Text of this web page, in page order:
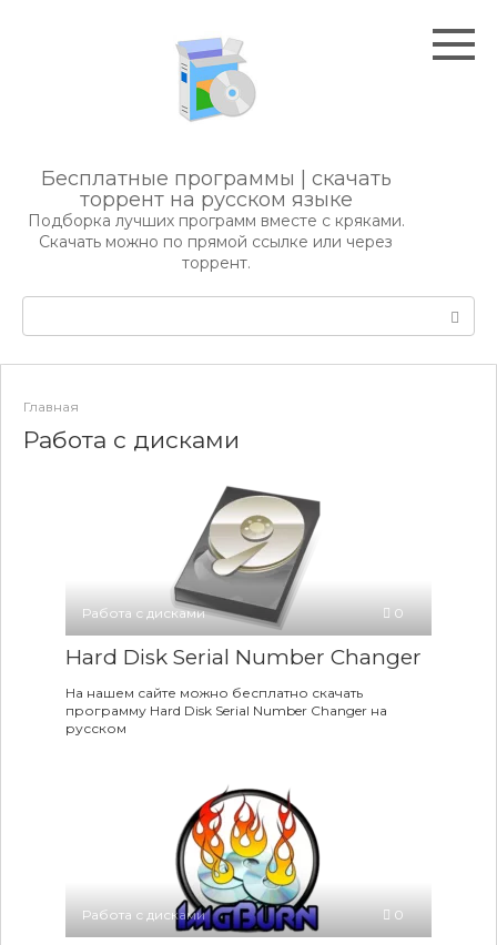
Бесплатные программы | скачать
торрент на русском языке
Подборка лучших программ вместе с кряками.
Скачать можно по прямой ссылке или через
торрент.
Главная
Работа с дисками
Работа с дисками 0
Hard Disk Serial Number Changer
На нашем сайте можно бесплатно скачать
программу Hard Disk Serial Number Changer на
русском
Работа с дисками 0